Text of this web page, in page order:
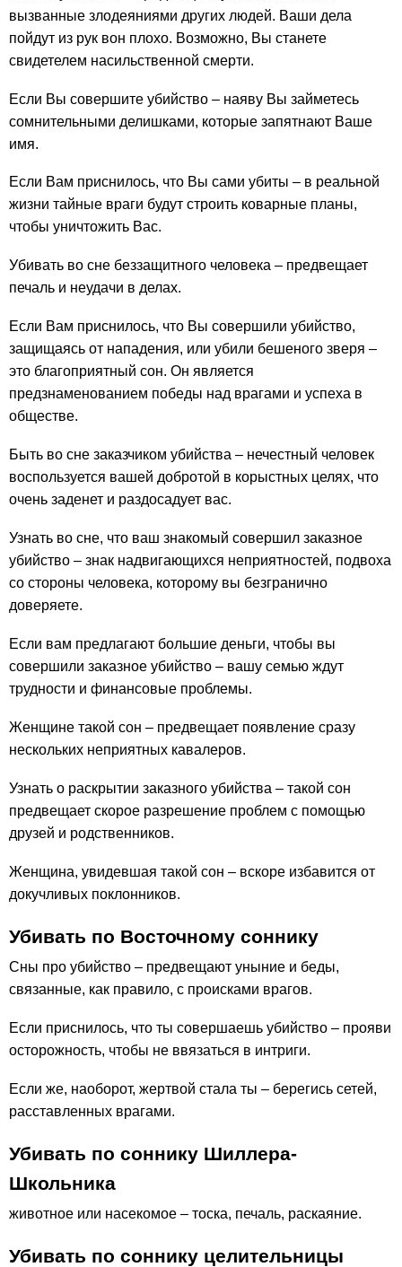
вызванные злодеяниями других людей. Ваши дела
пойдут из рук вон плохо. Возможно, Вы станете
свидетелем насильственной смерти.
Если Вы совершите убийство – наяву Вы займетесь
сомнительными делишками, которые запятнают Ваше
имя.
Если Вам приснилось, что Вы сами убиты – в реальной
жизни тайные враги будут строить коварные планы,
чтобы уничтожить Вас.
Убивать во сне беззащитного человека – предвещает
печаль и неудачи в делах.
Если Вам приснилось, что Вы совершили убийство,
защищаясь от нападения, или убили бешеного зверя –
это благоприятный сон. Он является
предзнаменованием победы над врагами и успеха в
обществе.
Быть во сне заказчиком убийства – нечестный человек
воспользуется вашей добротой в корыстных целях, что
очень заденет и раздосадует вас.
Узнать во сне, что ваш знакомый совершил заказное
убийство – знак надвигающихся неприятностей, подвоха
со стороны человека, которому вы безгранично
доверяете.
Если вам предлагают большие деньги, чтобы вы
совершили заказное убийство – вашу семью ждут
трудности и финансовые проблемы.
Женщине такой сон – предвещает появление сразу
нескольких неприятных кавалеров.
Узнать о раскрытии заказного убийства – такой сон
предвещает скорое разрешение проблем с помощью
друзей и родственников.
Женщина, увидевшая такой сон – вскоре избавится от
докучливых поклонников.
Убивать по Восточному соннику
Сны про убийство – предвещают уныние и беды,
связанные, как правило, с происками врагов.
Если приснилось, что ты совершаешь убийство – прояви
осторожность, чтобы не ввязаться в интриги.
Если же, наоборот, жертвой стала ты – берегись сетей,
расставленных врагами.
Убивать по соннику Шиллера-
Школьника
животное или насекомое – тоска, печаль, раскаяние.
Убивать по соннику целительницы